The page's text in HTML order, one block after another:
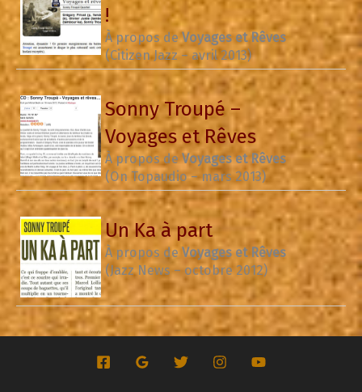
!
À propos deVoyages et Rêves
(Citizen Jazz – avril 2013)
Sonny Troupé –
Voyages et Rêves
À propos de Voyages et Rêves
(On Topaudio – mars 2013)
Un Ka à part
À propos de Voyages et Rêves
(Jazz News – octobre 2012)